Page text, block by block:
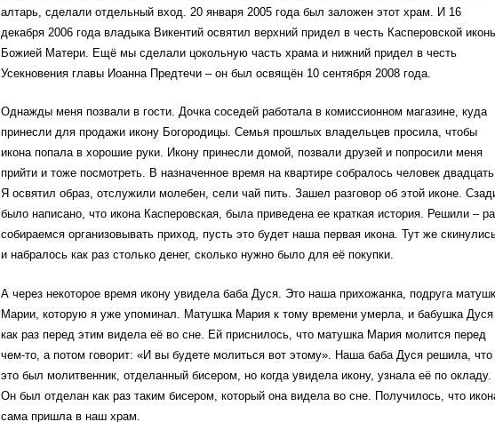
алтарь, сделали отдельный вход. 20 января 2005 года был заложен этот храм. И 16
декабря 2006 года владыка Викентий освятил верхний придел в честь Касперовской
Божией Матери. Ещё мы сделали цокольную часть храма и нижний придел в честь
Усекновения главы Иоанна Предтечи – он был освящён 10 сентября 2008 года.
Однажды меня позвали в гости. Дочка соседей работала в комиссионном магазине, куда
принесли для продажи икону Богородицы. Семья прошлых владельцев просила, чтобы
икона попала в хорошие руки. Икону принесли домой, позвали друзей и попросили меня
прийти и тоже посмотреть. В назначенное время на квартире собралось человек
Я освятил образ, отслужили молебен, сели чай пить. Зашел разговор об этой иконе.
было написано, что икона Касперовская, была приведена ее краткая история. Решили –
собираемся организовывать приход, пусть это будет наша первая икона. Тут же
и набралось как раз столько денег, сколько нужно было для её покупки.
А через некоторое время икону увидела баба Дуся. Это наша прихожанка, подруга
Марии, которую я уже упоминал. Матушка Мария к тому времени умерла, и бабушка Дуся
как раз перед этим видела её во сне. Ей приснилось, что матушка Мария молится перед
чем-то, а потом говорит: «И вы будете молиться вот этому». Наша баба Дуся решила, что
это был молитвенник, отделанный бисером, но когда увидела икону, узнала её по окладу.
Он был отделан как раз таким бисером, который она видела во сне. Получилось, что
сама пришла в наш храм.